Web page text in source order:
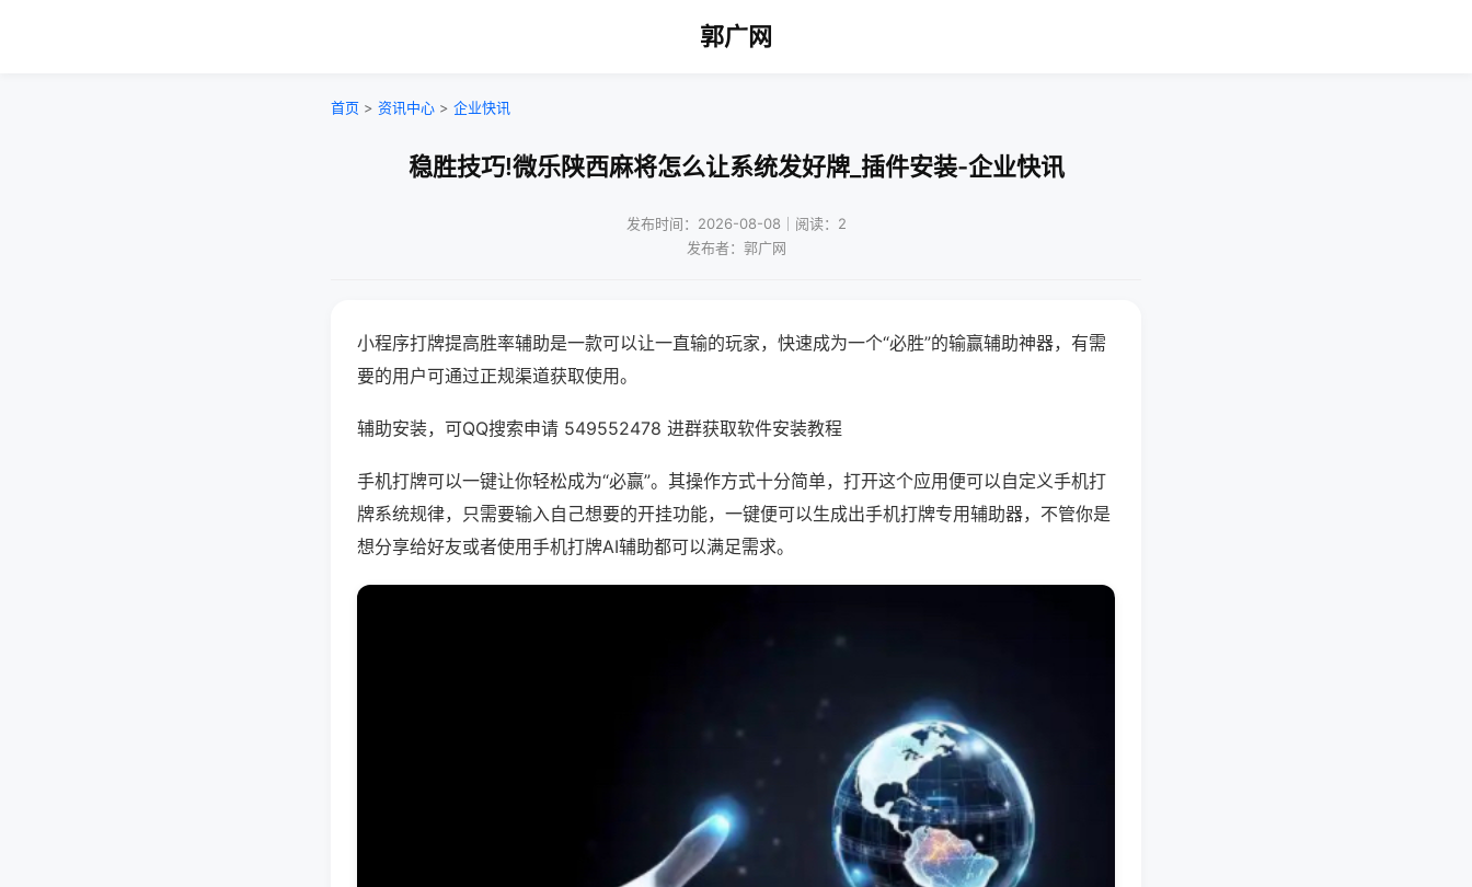
郭广网
首页 > 资讯中心 > 企业快讯
稳胜技巧!微乐陕西麻将怎么让系统发好牌_插件安装-企业快讯
发布时间：2026-08-08｜阅读：2
发布者：郭广网
小程序打牌提高胜率辅助是一款可以让一直输的玩家，快速成为一个“必胜”的输赢辅助神器，有需
要的用户可通过正规渠道获取使用。
辅助安装，可QQ搜索申请 549552478 进群获取软件安装教程
手机打牌可以一键让你轻松成为“必赢”。其操作方式十分简单，打开这个应用便可以自定义手机打
牌系统规律，只需要输入自己想要的开挂功能，一键便可以生成出手机打牌专用辅助器，不管你是
想分享给好友或者使用手机打牌AI辅助都可以满足需求。